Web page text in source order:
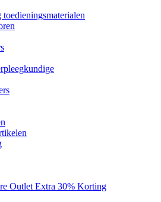
toedieningsmaterialen
Outlet Extra 30% Korting